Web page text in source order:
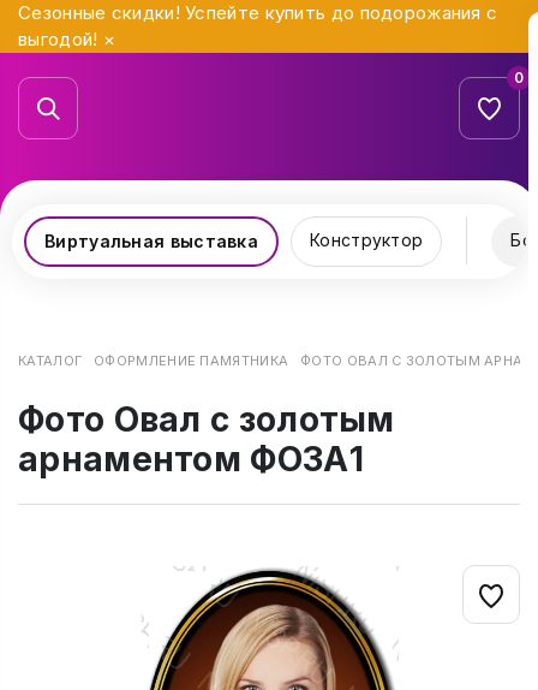
Сезонные скидки! Успейте купить до подорожания с
выгодой! ×
0
Виртуальная выставка Конструктор
КАТАЛОГ ОФОРМЛЕНИЕ ПАМЯТНИКА ФОТО ОВАЛ С ЗОЛОТЫМ
Фото Овал с золотым
арнаментом ФОЗА1